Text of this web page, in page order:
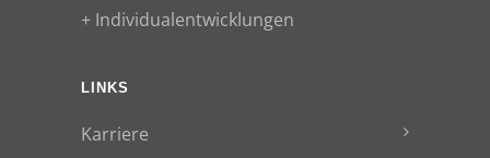
+ Individualentwicklungen
LINKS
Karriere